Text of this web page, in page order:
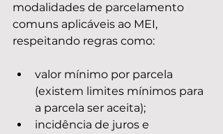
modalidades de parcelamento
comuns aplicáveis ao MEI,
respeitando regras como:
valor mínimo por parcela
(existem limites mínimos para
a parcela ser aceita);
incidência de juros e